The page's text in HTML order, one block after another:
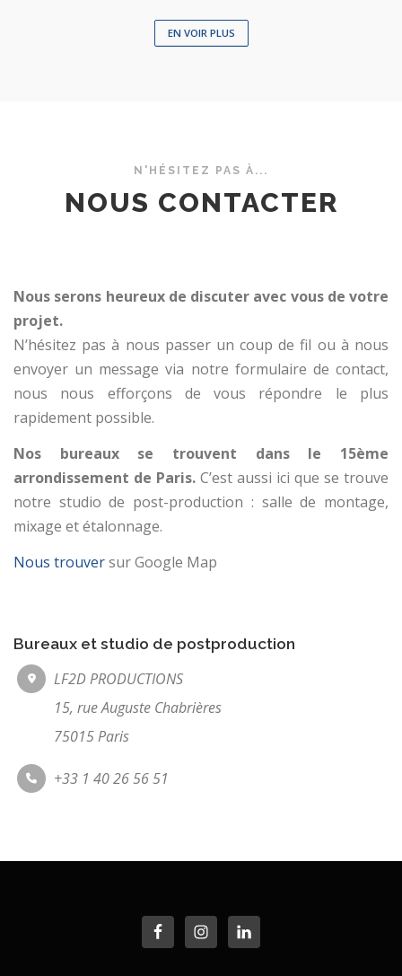
EN VOIR PLUS
N'HÉSITEZ PAS À...
NOUS CONTACTER
Nous serons heureux de discuter avec vous de votre
projet.
N’hésitez pas à nous passer un coup de fil ou à nous
envoyer un message via notre formulaire de contact,
nous nous efforçons de vous répondre le plus
rapidement possible.
Nos bureaux se trouvent dans le 15ème
arrondissement de Paris. C’est aussi ici que se trouve
notre studio de post-production : salle de montage,
mixage et étalonnage.
Nous trouversur Google Map
Bureaux et studio de postproduction
LF2D PRODUCTIONS
15, rue Auguste Chabrières
75015 Paris
+33 1 40 26 56 51